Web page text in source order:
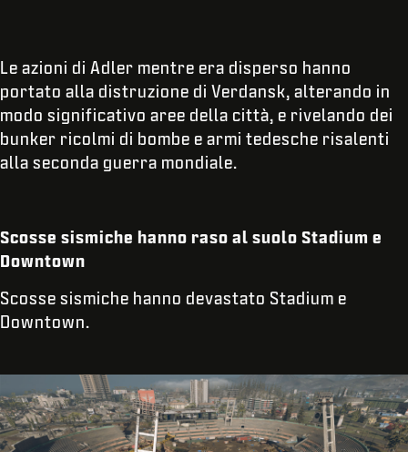
Le azioni di Adler mentre era disperso hanno
portato alla distruzione di Verdansk, alterando in
modo significativo aree della città, e rivelando dei
bunker ricolmi di bombe e armi tedesche risalenti
alla seconda guerra mondiale.
Scosse sismiche hanno raso al suolo Stadium e
Downtown
Scosse sismiche hanno devastato Stadium e
Downtown.